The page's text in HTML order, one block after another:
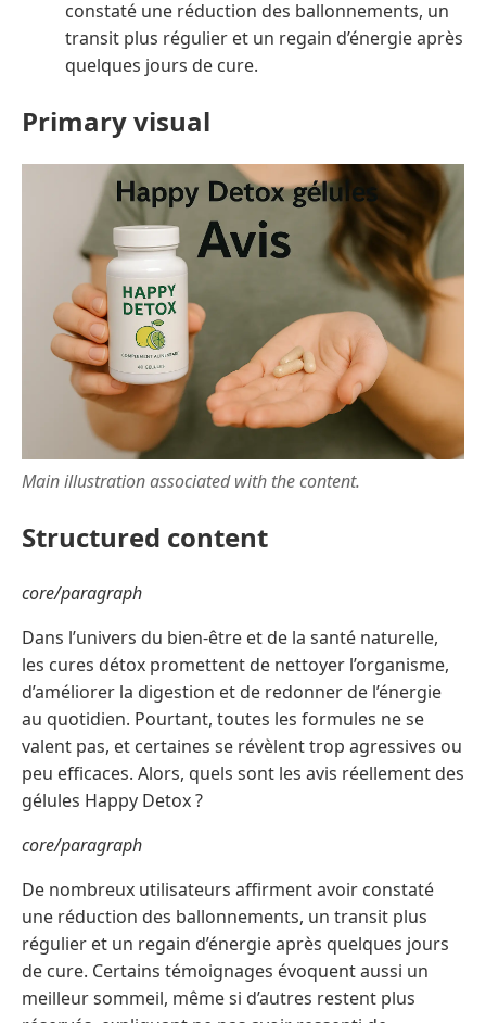
constaté une réduction des ballonnements, un
transit plus régulier et un regain d’énergie après
quelques jours de cure.
Primary visual
Main illustration associated with the content.
Structured content
core/paragraph
Dans l’univers du bien-être et de la santé naturelle,
les cures détox promettent de nettoyer l’organisme,
d’améliorer la digestion et de redonner de l’énergie
au quotidien. Pourtant, toutes les formules ne se
valent pas, et certaines se révèlent trop agressives ou
peu efficaces. Alors, quels sont les avis réellement des
gélules Happy Detox ?
core/paragraph
De nombreux utilisateurs affirment avoir constaté
une réduction des ballonnements, un transit plus
régulier et un regain d’énergie après quelques jours
de cure. Certains témoignages évoquent aussi un
meilleur sommeil, même si d’autres restent plus